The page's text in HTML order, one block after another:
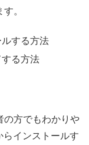
。
する方法
る方法
の方でもわかりや
インストールす